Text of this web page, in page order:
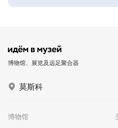
博物馆、展览及远足聚合器
莫斯科
博物馆